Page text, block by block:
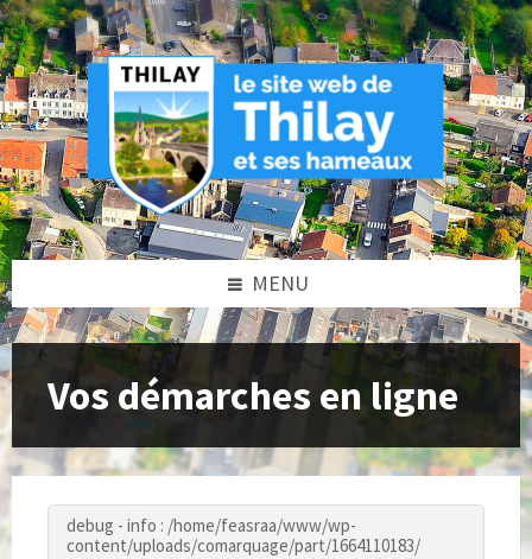
Skip
to
content
Skip
to
left
sidebar
Skip
to
footer
MENU
Vos démarches en ligne
debug - info : /home/feasraa/www/wp-
content/uploads/comarquage/part/1664110183/